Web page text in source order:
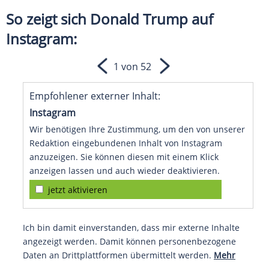
So zeigt sich Donald Trump auf
Instagram:
Empfohlener externer Inhalt:
Instagram
Wir benötigen Ihre Zustimmung, um den von unserer
Redaktion eingebundenen Inhalt von Instagram
anzuzeigen. Sie können diesen mit einem Klick
anzeigen lassen und auch wieder deaktivieren.
jetzt aktivieren
Ich bin damit einverstanden, dass mir externe Inhalte
angezeigt werden. Damit können personenbezogene
Daten an Drittplattformen übermittelt werden. Mehr
1 von 52